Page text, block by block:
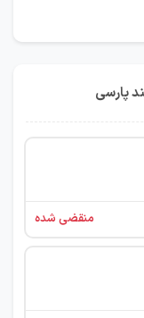
پارسی
منقضی شده